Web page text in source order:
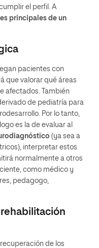
el perfil. A
principales de un
pacientes con
que valorar qué áreas
afectados. También
de pediatría para
Por lo tanto,
es la de evaluar al
(ya sea a
interpretar estos
normalmente a otros
como médico y
pedagogo,
de los